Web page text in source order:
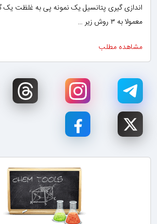
اندازی گیری پتانسیل یک نمونه پی به غلظت یک
معمولا به ۳ روش زیر …
مشاهده مطلب